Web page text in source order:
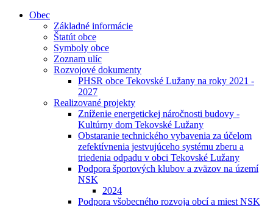
Obec
Základné informácie
Štatút obce
Symboly obce
Zoznam ulíc
Rozvojové dokumenty
PHSR obce Tekovské Lužany na roky 2021 -
2027
Realizované projekty
Zníženie energetickej náročnosti budovy -
Kultúrny dom Tekovské Lužany
Obstaranie technického vybavenia za účelom
zefektívnenia jestvujúceho systému zberu a
triedenia odpadu v obci Tekovské Lužany
Podpora športových klubov a zväzov na území
NSK
2024
Podpora všobecného rozvoja obcí a miest NSK